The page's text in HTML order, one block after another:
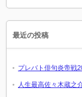
最近の投稿
プレバト俳句炎帝戦
人生最高佐々木蔵之